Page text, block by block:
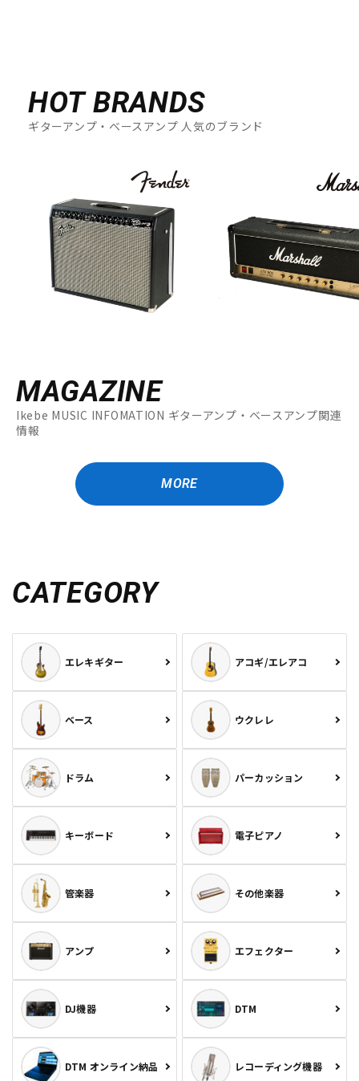
HOT BRANDS
ギターアンプ・ベースアンプ 人気のブランド
MAGAZINE
Ikebe MUSIC INFOMATION ギターアンプ・ベースアンプ関連
情報
MORE
CATEGORY
エレキギター アコギ/エレアコ
ベース ウクレレ
ドラム パーカッション
キーボード 電子ピアノ
管楽器 その他楽器
アンプ エフェクター
DJ機器 DTM
DTM オンライン納品 レコーディング機器